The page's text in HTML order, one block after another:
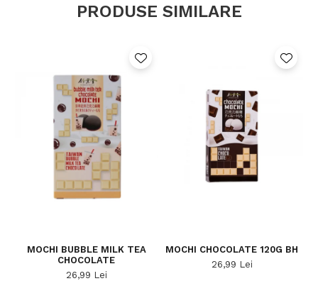
PRODUSE SIMILARE
MOCHI BUBBLE MILK TEA
CHOCOLATE
26,99 Lei
MOCHI CHOCOLATE 120G BH
26,99 Lei